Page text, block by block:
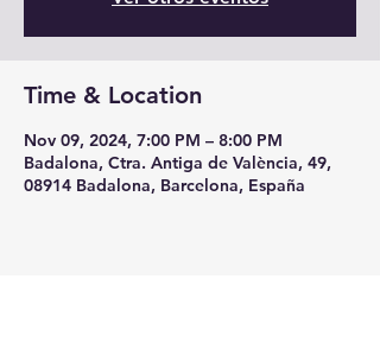
Time & Location
Nov 09, 2024, 7:00 PM – 8:00 PM
Badalona, Ctra. Antiga de València, 49,
08914 Badalona, Barcelona, España